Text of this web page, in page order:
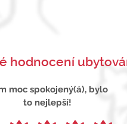
hodnocení
moc spokojený(á), bylo
to nejlepší!